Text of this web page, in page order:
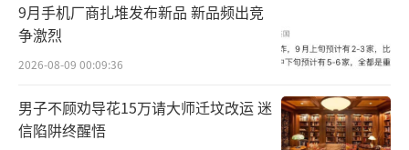
9月手机厂商扎堆发布新品 新品频出竞
争激烈
2026-08-09 00:09:36
男子不顾劝导花15万请大师迁坟改运 迷
信陷阱终醒悟